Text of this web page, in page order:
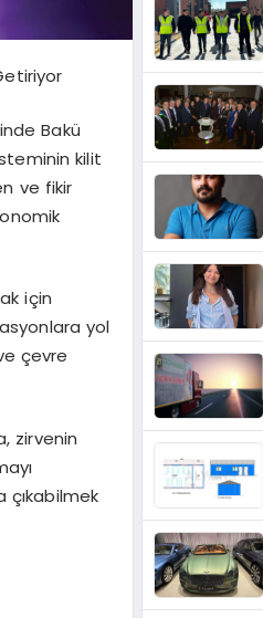
Bakü
kilit
ve fikir
için
yol
çevre
zirvenin
çıkabilmek